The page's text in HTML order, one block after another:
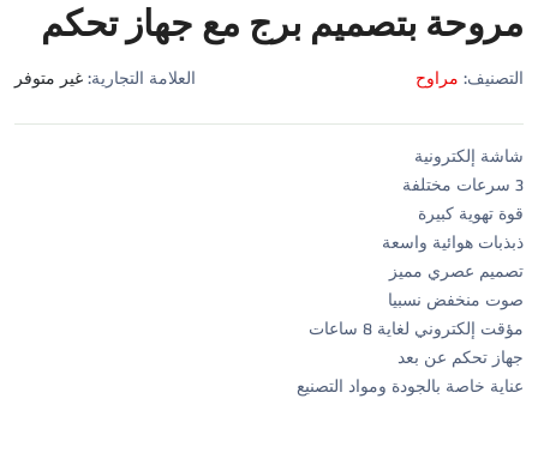
مروحة بتصميم برج مع جهاز تحكم
التصنيف:مراوح العلامة التجارية:غير متوفر
شاشة إلكترونية
3 سرعات مختلفة
قوة تهوية كبيرة
ذبذبات هوائية واسعة
تصميم عصري مميز
صوت منخفض نسبيا
مؤقت إلكتروني لغاية 8 ساعات
جهاز تحكم عن بعد
عناية خاصة بالجودة ومواد التصنيع